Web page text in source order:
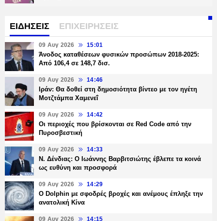
ΕΙΔΗΣΕΙΣ ΕΠΙΧΕΙΡΗΣΕΙΣ
09 Αυγ 2026 15:01
Άνοδος καταθέσεων φυσικών προσώπων 2018-2025:
Από 106,4 σε 148,7 δισ.
09 Αυγ 2026 14:46
Ιράν: Θα δοθεί στη δημοσιότητα βίντεο με τον ηγέτη
Μοτζτάμπα Χαμενεΐ
09 Αυγ 2026 14:42
Οι περιοχές που βρίσκονται σε Red Code από την
Πυροσβεστική
09 Αυγ 2026 14:33
Ν. Δένδιας: Ο Ιωάννης Βαρβιτσιώτης έβλεπε τα κοινά
ως ευθύνη και προσφορά
09 Αυγ 2026 14:29
Ο Dolphin με σφοδρές βροχές και ανέμους έπληξε την
ανατολική Κίνα
09 Αυγ 2026 14:15